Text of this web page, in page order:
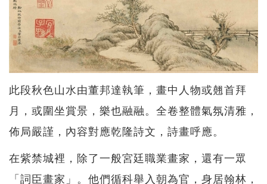
此段秋色山水由董邦達執筆，畫中人物或翹首拜
月，或圍坐賞景，樂也融融。全卷整體氣氛清雅，
佈局嚴謹，內容對應乾隆詩文，詩畫呼應。
在紫禁城裡，除了一般宮廷職業畫家，還有一眾
「詞臣畫家」。他們循科舉入朝為官，身居翰林，